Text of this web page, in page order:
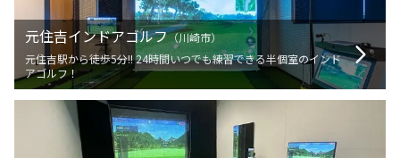
元住吉インドアゴルフ（川崎市）
元住吉駅から徒歩5分!! 24時間いつでも練習できる半個室のインド
アゴルフ！